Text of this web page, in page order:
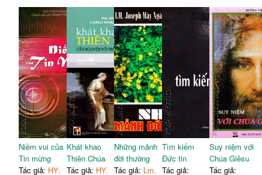
Niềm vui của
Tin mừng
Tác giả: HY.
Khát khao
Thiên Chúa
Tác giả: HY.
Những mảnh
đời thường
Tác giả: Lm.
Tìm kiếm
Đức tin
Tác giả:
Suy niệm với
Chúa Giêsu
Tác giả: